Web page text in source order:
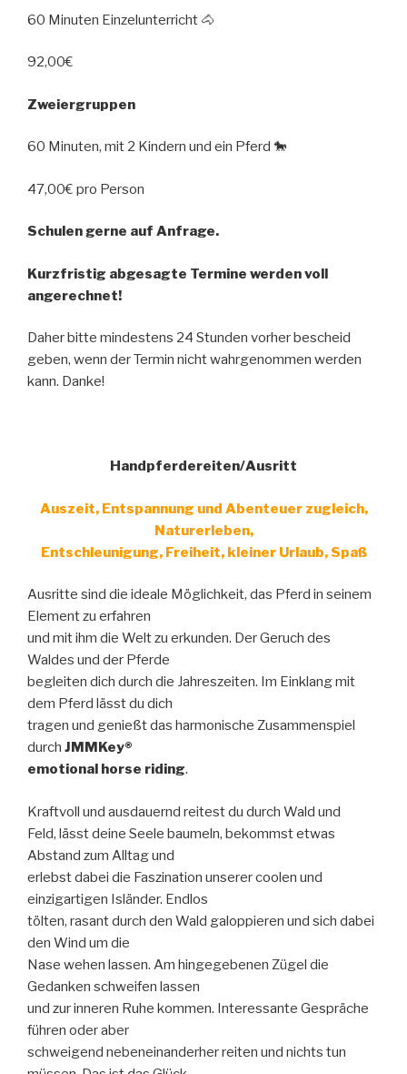
60 Minuten Einzelunterricht 🐴
92,00€
Zweiergruppen
60 Minuten, mit 2 Kindern und ein Pferd 🐎
47,00€ pro Person
Schulen gerne auf Anfrage.
Kurzfristig abgesagte Termine werden voll
angerechnet!
Daher bitte mindestens 24 Stunden vorher bescheid
geben, wenn der Termin nicht wahrgenommen werden
kann. Danke!
Handpferdereiten/Ausritt
Auszeit, Entspannung und Abenteuer zugleich,
Naturerleben,
Entschleunigung, Freiheit, kleiner Urlaub, Spaß
Ausritte sind die ideale Möglichkeit, das Pferd in seinem
Element zu erfahren
und mit ihm die Welt zu erkunden. Der Geruch des
Waldes und der Pferde
begleiten dich durch die Jahreszeiten. Im Einklang mit
dem Pferd lässt du dich
tragen und genießt das harmonische Zusammenspiel
durch JMMKey®
emotional horse riding.
Kraftvoll und ausdauernd reitest du durch Wald und
Feld, lässt deine Seele baumeln, bekommst etwas
Abstand zum Alltag und
erlebst dabei die Faszination unserer coolen und
einzigartigen Isländer. Endlos
tölten, rasant durch den Wald galoppieren und sich dabei
den Wind um die
Nase wehen lassen. Am hingegebenen Zügel die
Gedanken schweifen lassen
und zur inneren Ruhe kommen. Interessante Gespräche
führen oder aber
schweigend nebeneinanderher reiten und nichts tun